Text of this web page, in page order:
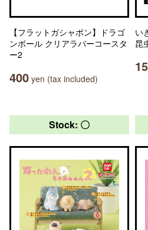
【フラットガシャポン】ドラゴ
ンボール クリアラバーコースタ
ー2
400 yen (tax included)
い
昆
Stock: 〇